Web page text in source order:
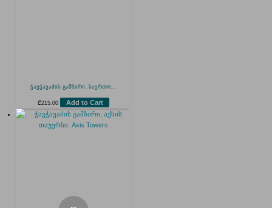
ჭავჭავაძის გამზირი, საერთო...
₾215.00 Add to Cart